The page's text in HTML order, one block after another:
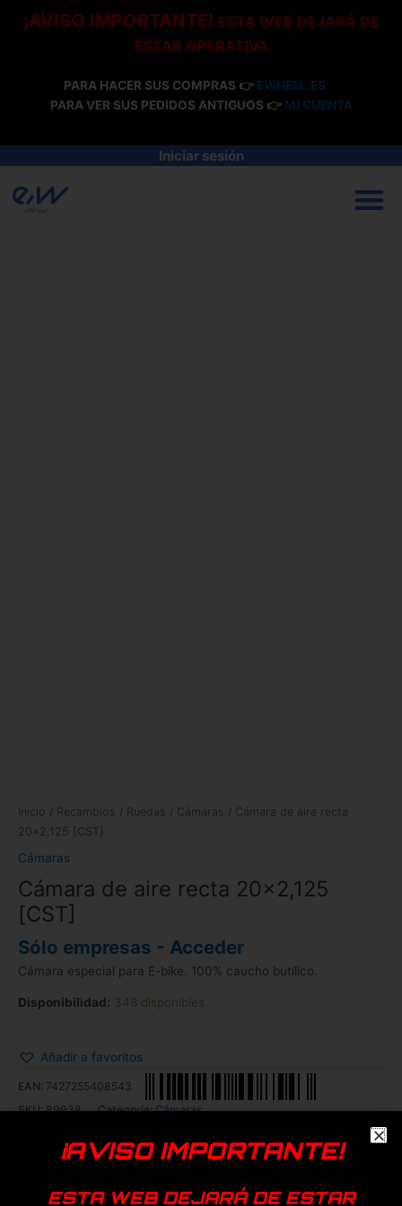
¡AVISO IMPORTANTE! ESTA WEB DEJARÁ DE
ESTAR OPERATIVA
PARA HACER SUS COMPRAS 👉 EWHEEL.ES
PARA VER SUS PEDIDOS ANTIGUOS 👉 MI CUENTA
Iniciar sesión
Inicio / Recambios / Ruedas / Cámaras / Cámara de aire recta
20×2,125 [CST]
Cámaras
Cámara de aire recta 20×2,125
[CST]
Sólo empresas - Acceder
Cámara especial para E-bike. 100% caucho butílico.
Disponibilidad: 348 disponibles
Añadir a favoritos
EAN: 7427255408543
SKU:89938 Categoría:Cámaras
Genérica
Productos relacionados
¡AVISO IMPORTANTE!
ESTA WEB DEJARÁ DE ESTAR